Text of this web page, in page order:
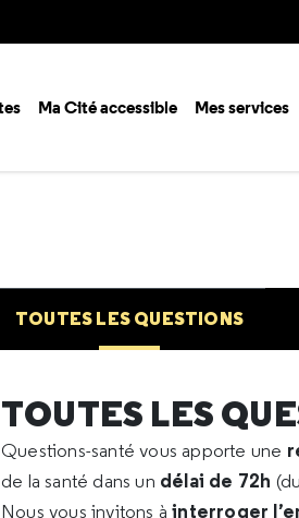
Ma Cité accessible Mes services
TOUTES LES QUESTIONS
TOUTES LES
Questions-santé vous apporte une
de la santé dans un délai de 72h
Nous vous invitons àinterroger